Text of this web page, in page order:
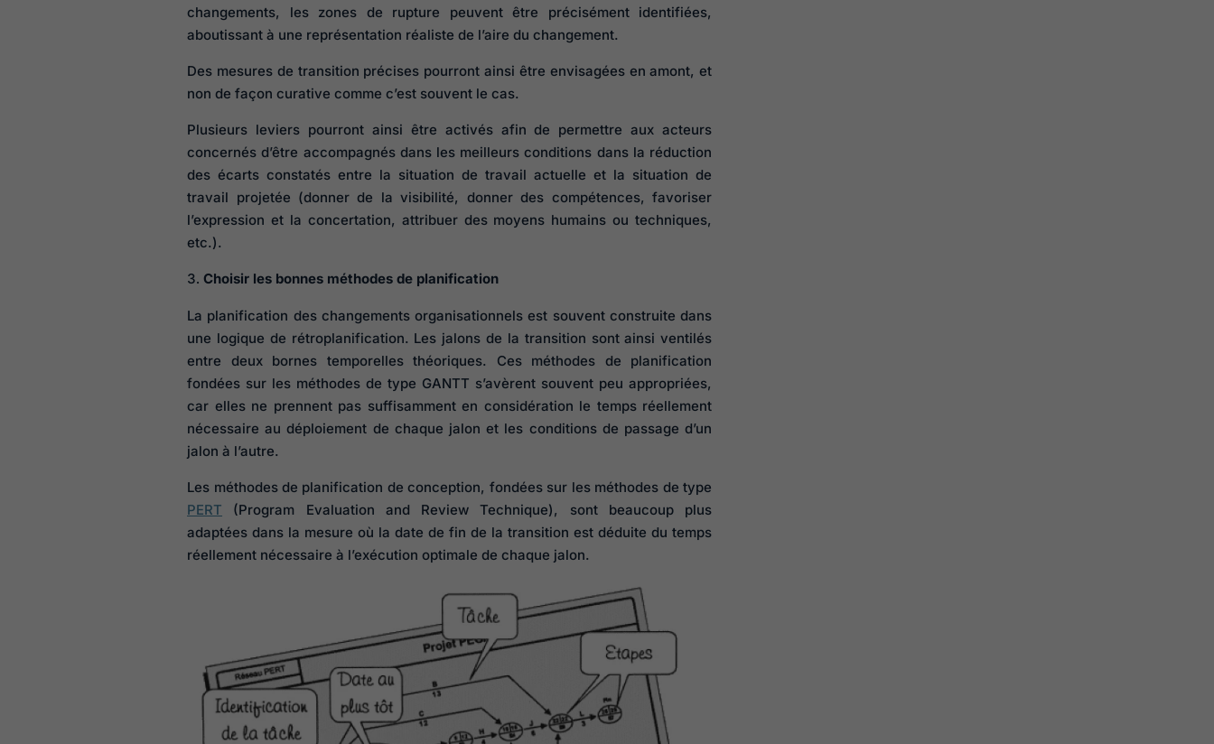
changements, les zones de rupture peuvent être précisément identifiées,
aboutissant à une représentation réaliste de l’aire du changement.
Des mesures de transition précises pourront ainsi être envisagées en amont, et
non de façon curative comme c’est souvent le cas.
Plusieurs leviers pourront ainsi être activés afin de permettre aux acteurs
concernés d’être accompagnés dans les meilleurs conditions dans la réduction
des écarts constatés entre la situation de travail actuelle et la situation de
travail projetée (donner de la visibilité, donner des compétences, favoriser
l’expression et la concertation, attribuer des moyens humains ou techniques,
etc.).
Choisir les bonnes méthodes de planification
La planification des changements organisationnels est souvent construite dans
une logique de rétroplanification. Les jalons de la transition sont ainsi ventilés
entre deux bornes temporelles théoriques. Ces méthodes de planification
fondées sur les méthodes de type GANTT s’avèrent souvent peu appropriées,
car elles ne prennent pas suffisamment en considération le temps réellement
nécessaire au déploiement de chaque jalon et les conditions de passage d’un
jalon à l’autre.
Les méthodes de planification de conception, fondées sur les méthodes de type
PERT (Program Evaluation and Review Technique), sont beaucoup plus
adaptées dans la mesure où la date de fin de la transition est déduite du temps
réellement nécessaire à l’exécution optimale de chaque jalon.